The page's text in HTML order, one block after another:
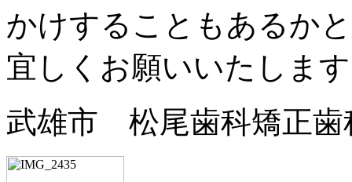
かけすることもあるか
宜しくお願いいたしま
武雄市 松尾歯科矯正